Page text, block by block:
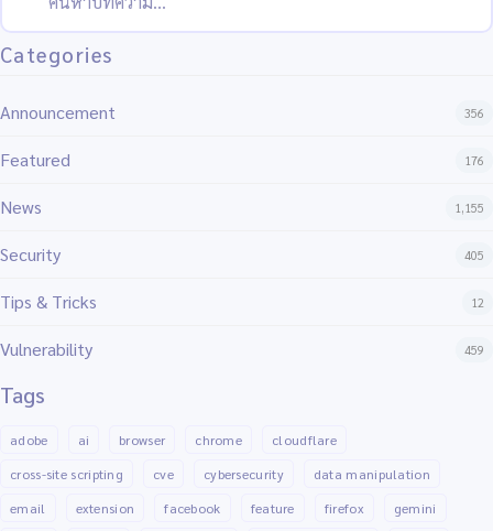
Categories
Announcement 356
Featured 176
News 1,155
Security 405
Tips & Tricks 12
Vulnerability 459
Tags
adobe ai browser chrome
cloudflare
cross-site scripting
cve cybersecurity
data manipulation
email
extension facebook feature firefox
gemini